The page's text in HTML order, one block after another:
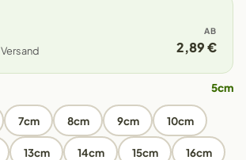
AB
2,89 €
5cm
7cm 8cm 9cm 10cm
13cm 14cm 15cm 16cm